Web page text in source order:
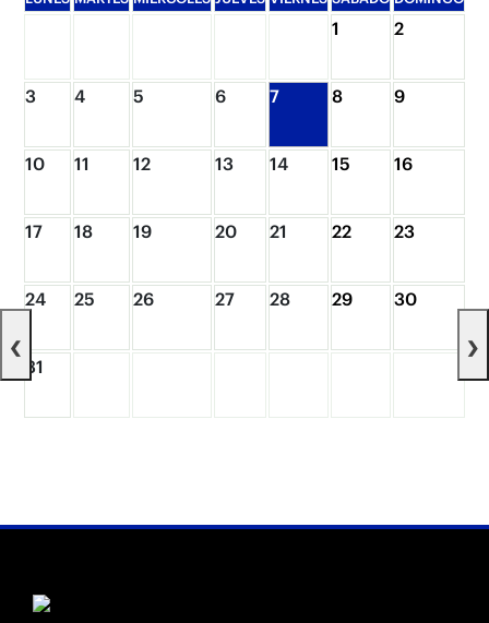
‹ ›
1 2
3 4 5 6 7 8 9
10 11 12 13 14 15 16
17 18 19 20 21 22 23
24 25 26 27 28 29 30
31